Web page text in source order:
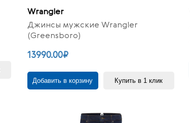
Wrangler
Джинсы мужские Wrangler
(Greensboro)
13990.00₽
Добавить в корзину Купить в 1 клик